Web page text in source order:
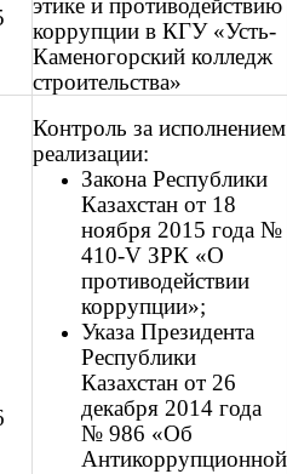
этике и противодействию
коррупции в КГУ «Усть-
Каменогорский колледж
строительства»
Контроль за исполнением
реализации:
Закона Республики
Казахстан от 18
ноября 2015 года №
410-V ЗРК «О
противодействии
коррупции»;
Указа Президента
Республики
Казахстан от 26
декабря 2014 года
№ 986 «Об
Антикоррупционной